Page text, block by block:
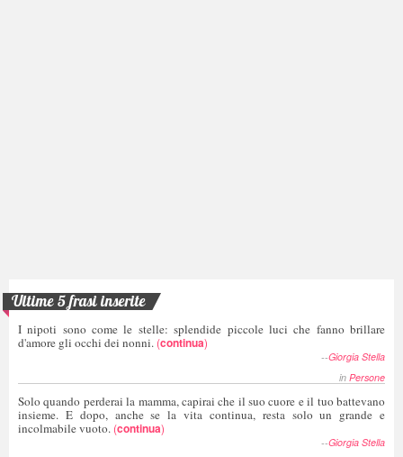
Ultime 5 frasi inserite
I nipoti sono come le stelle: splendide piccole luci che fanno brillare
d'amore gli occhi dei nonni. (continua)
--Giorgia Stella
in Persone
Solo quando perderai la mamma, capirai che il suo cuore e il tuo battevano
insieme. E dopo, anche se la vita continua, resta solo un grande e
incolmabile vuoto. (continua)
--Giorgia Stella